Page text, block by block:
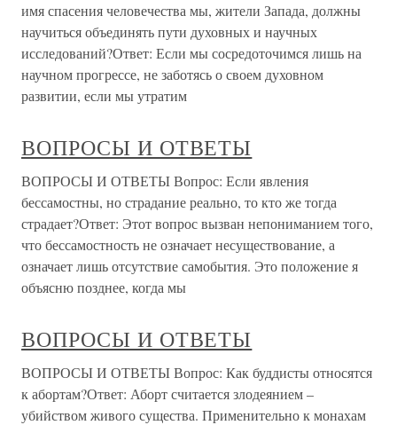
имя спасения человечества мы, жители Запада, должны
научиться объединять пути духовных и научных
исследований?Ответ: Если мы сосредоточимся лишь на
научном прогрессе, не заботясь о своем духовном
развитии, если мы утратим
ВОПРОСЫ И ОТВЕТЫ
ВОПРОСЫ И ОТВЕТЫ Вопрос: Если явления
бессамостны, но страдание реально, то кто же тогда
страдает?Ответ: Этот вопрос вызван непониманием того,
что бессамостность не означает несуществование, а
означает лишь отсутствие самобытия. Это положение я
объясню позднее, когда мы
ВОПРОСЫ И ОТВЕТЫ
ВОПРОСЫ И ОТВЕТЫ Вопрос: Как буддисты относятся
к абортам?Ответ: Аборт считается злодеянием –
убийством живого существа. Применительно к монахам